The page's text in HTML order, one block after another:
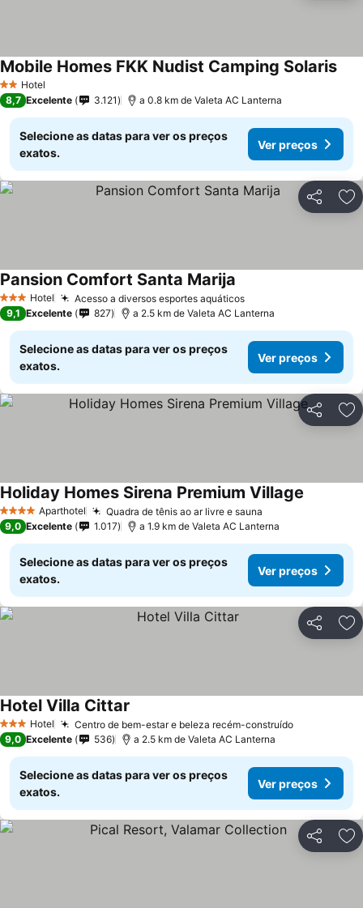
2 Estrelas
Hotel
Mobile Homes FKK Nudist Camping Solaris
8,7 Excelente 3.121 a 0.8 km de Valeta AC Lanterna
Selecione as datas para ver os preços
exatos.
Ver preços
Partilhar
3 EstrelasHotel Acesso a diversos esportes aquáticos
Pansion Comfort Santa Marija
9,1 Excelente 827 a 2.5 km de Valeta AC Lanterna
Selecione as datas para ver os preços
exatos.
Ver preços
Partilhar
4 EstrelasAparthotel Quadra de tênis ao ar livre e sauna
Holiday Homes Sirena Premium Village
9,0 Excelente 1.017 a 1.9 km de Valeta AC Lanterna
Selecione as datas para ver os preços
exatos.
Ver preços
Partilhar
3 EstrelasHotel Centro de bem-estar e beleza recém-construído
Hotel Villa Cittar
9,0 Excelente 536 a 2.5 km de Valeta AC Lanterna
Selecione as datas para ver os preços
exatos.
Ver preços
Partilhar